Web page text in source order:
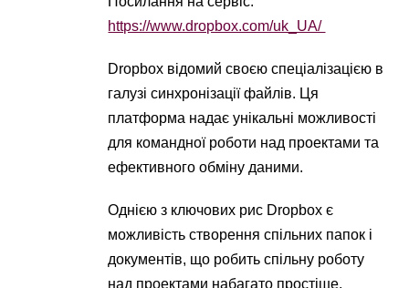
https://www.dropbox.com/uk_UA/
Dropbox відомий своєю спеціалізацією в
галузі синхронізації файлів. Ця
платформа надає унікальні можливості
для командної роботи над проектами та
ефективного обміну даними.
Однією з ключових рис Dropbox є
можливість створення спільних папок і
документів, що робить спільну роботу
над проектами набагато простіше.